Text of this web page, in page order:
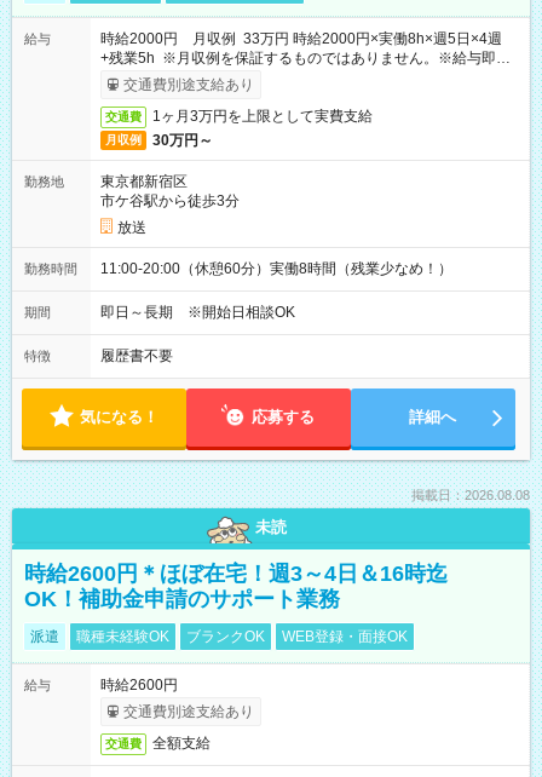
給与
時給2000円 月収例 33万円 時給2000円×実働8h×週5日×4週
+残業5h ※月収例を保証するものではありません。※給与即受
取りサービス利用可（利用条件有）
交通費別途支給あり
交通費 1ヶ月3万円を上限として実費支給
月収例 30万円～
勤務地
東京都新宿区
市ケ谷駅から徒歩3分
放送
勤務時間 11:00-20:00（休憩60分）実働8時間（残業少なめ！）
期間 即日～長期 ※開始日相談OK
特徴 履歴書不要
気になる！ 応募する 詳細へ
掲載日：2026.08.08
未読
時給2600円＊ほぼ在宅！週3～4日＆16時迄
OK！補助金申請のサポート業務
派遣 職種未経験OK ブランクOK WEB登録・面接OK
給与
時給2600円
交通費別途支給あり
交通費 全額支給